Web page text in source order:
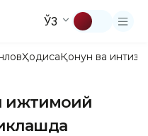
ЎЗ
ҲодисаҚонун ва
ижтимоий